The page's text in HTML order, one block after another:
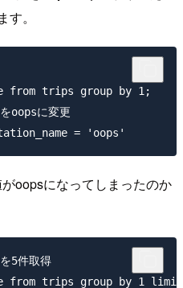
。
from trips group by 1;
oopsに変更
oopsになってしまったのか
5件取得
from trips group by 1